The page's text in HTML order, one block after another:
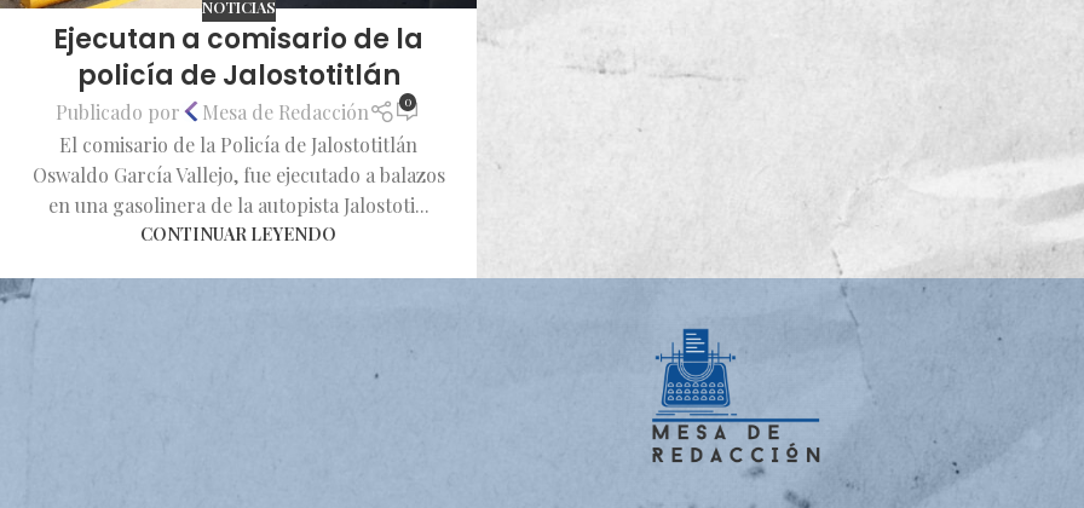
NOTICIAS
Ejecutan a comisario de la
policía de Jalostotitlán
Publicado por Mesa de Redacción 0
El comisario de la Policía de Jalostotitlán
Oswaldo García Vallejo, fue ejecutado a balazos
en una gasolinera de la autopista Jalostoti...
CONTINUAR LEYENDO